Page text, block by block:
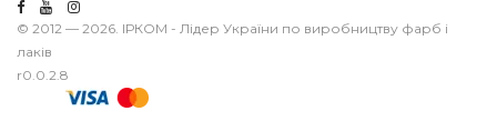
© 2012 — 2026. ІРКОМ - Лідер України по виробництву фарб і
лаків
r0.0.2.8